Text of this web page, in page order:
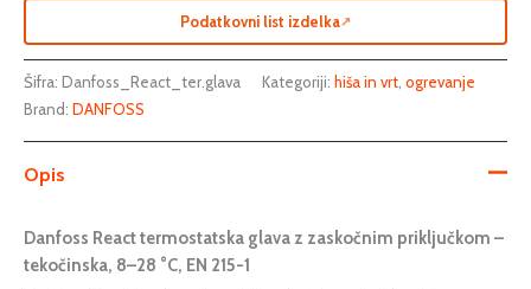
Podatkovni list izdelka↗
Šifra: Danfoss_React_ter.glava Kategoriji: hiša in vrt ogrevanje
Brand: DANFOSS
Opis
Danfoss React termostatska glava z zaskočnim priključkom –
tekočinska, 8–28 °C, EN 215-1